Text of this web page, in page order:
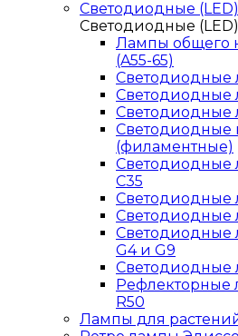
Светодиодные
Светодиодные
Лампы общего
(A55-65)
Светодиодные
Светодиодные
Светодиодные
Светодиодные
(филаментные)
Светодиодные
C35
Светодиодные
Светодиодные
Светодиодные
G4 и G9
Светодиодные
Рефлекторные
R50
Лампы для